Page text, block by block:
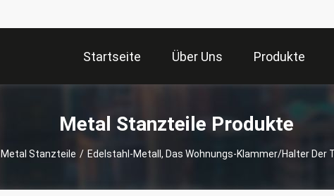
Startseite Über Uns Produkte
Metal Stanzteile Produkte
Metal Stanzteile / Edelstahl-Metall, Das Wohnungs-Klammer/Halter Der